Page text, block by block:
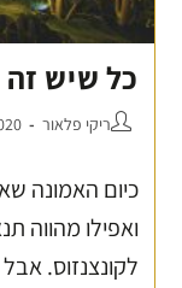
כל שיש
ריקי פלאור
כיום האמונה
ואפילו מהווה
לקונצנזוס.